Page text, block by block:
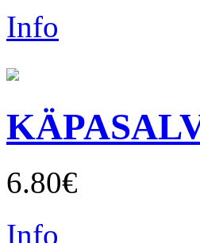
Info
6.80€
Info